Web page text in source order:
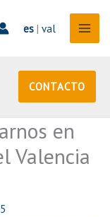
es| val
CONTACTO
en
Valencia